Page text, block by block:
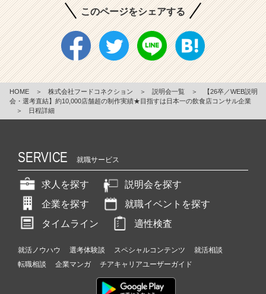
このページをシェアする
HOME ＞ 株式会社フードコネクション ＞ 説明会一覧 ＞
【26卒／WEB説明
会・選考直結】約10,000店舗超の制作実績★目指すは日本一の飲食店コンサル企業
＞
日程詳細
SERVICE 就職サービス
求人を探す
説明会を探す
企業を探す
就職イベントを探す
タイムライン
適性検査
就活ノウハウ 選考体験談 スペシャルコンテンツ
就活相談
転職相談
企業マンガ チアキャリアユーザーガイド